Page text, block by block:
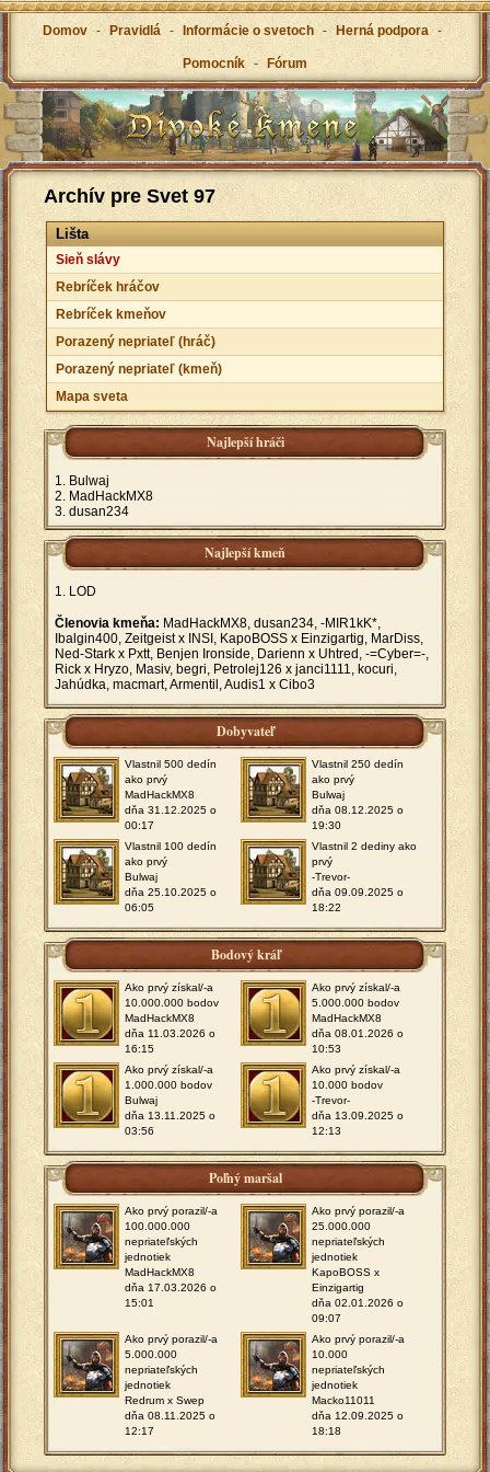
Domov - Pravidlá - Informácie o svetoch - Herná podpora -
Pomocník - Fórum
Archív pre Svet 97
Lišta
Sieň slávy
Rebríček hráčov
Rebríček kmeňov
Porazený nepriateľ (hráč)
Porazený nepriateľ (kmeň)
Mapa sveta
Najlepší hráči
Bulwaj
MadHackMX8
dusan234
Najlepší kmeň
LOD
Členovia kmeňa: MadHackMX8, dusan234, -MIR1kK*,
Ibalgin400, Zeitgeist x INSI, KapoBOSS x Einzigartig, MarDiss,
Ned-Stark x Pxtt, Benjen Ironside, Darienn x Uhtred, -=Cyber=-,
Rick x Hryzo, Masiv, begri, Petrolej126 x janci1111, kocuri,
Jahúdka, macmart, Armentil, Audis1 x Cibo3
Dobyvateľ
Vlastnil 500 dedín
ako prvý
MadHackMX8
dňa 31.12.2025 o
00:17
Vlastnil 250 dedín
ako prvý
Bulwaj
dňa 08.12.2025 o
19:30
Vlastnil 100 dedín
ako prvý
Bulwaj
dňa 25.10.2025 o
06:05
Vlastnil 2 dediny ako
prvý
-Trevor-
dňa 09.09.2025 o
18:22
Bodový kráľ
Ako prvý získal/-a
10.000.000 bodov
MadHackMX8
dňa 11.03.2026 o
16:15
Ako prvý získal/-a
5.000.000 bodov
MadHackMX8
dňa 08.01.2026 o
10:53
Ako prvý získal/-a
1.000.000 bodov
Bulwaj
dňa 13.11.2025 o
03:56
Ako prvý získal/-a
10.000 bodov
-Trevor-
dňa 13.09.2025 o
12:13
Poľný maršal
Ako prvý porazil/-a
100.000.000
nepriateľských
jednotiek
MadHackMX8
dňa 17.03.2026 o
15:01
Ako prvý porazil/-a
25.000.000
nepriateľských
jednotiek
KapoBOSS x
Einzigartig
dňa 02.01.2026 o
09:07
Ako prvý porazil/-a
5.000.000
nepriateľských
jednotiek
Redrum x Swep
dňa 08.11.2025 o
12:17
Ako prvý porazil/-a
10.000
nepriateľských
jednotiek
Macko11011
dňa 12.09.2025 o
18:18